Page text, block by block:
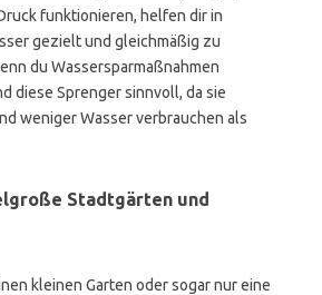
funktionieren, helfen dir in
gezielt und gleichmäßig zu
du Wassersparmaßnahmen
diese Sprenger sinnvoll, da sie
weniger Wasser verbrauchen als
Stadtgärten und
kleinen Garten oder sogar nur eine